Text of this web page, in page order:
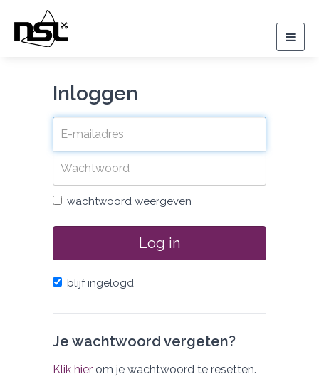
Inloggen
wachtwoord weergeven
Log in
blijf ingelogd
Je wachtwoord vergeten?
Klik hier om je wachtwoord te resetten.